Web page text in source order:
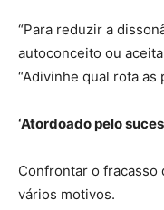
“Para reduzir a
autoconceito ou
“Adivinhe qual rota as
‘Atordoado pelo
Confrontar o
vários motivos.